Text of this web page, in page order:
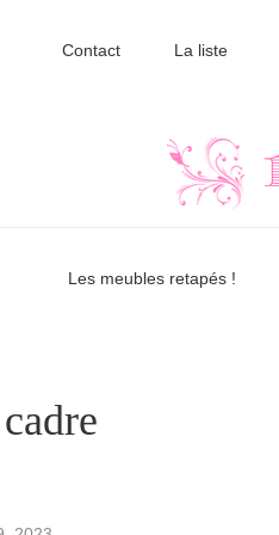
Contact La liste
Les meubles retapés !
cadre